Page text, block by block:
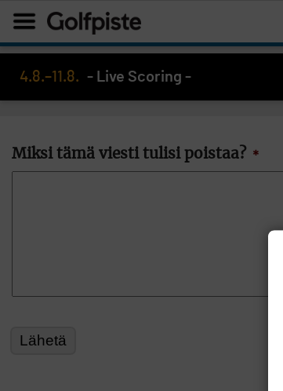
4.8.–11.8. - Live Scoring -
Miksi tämä viesti tulisi poistaa? *